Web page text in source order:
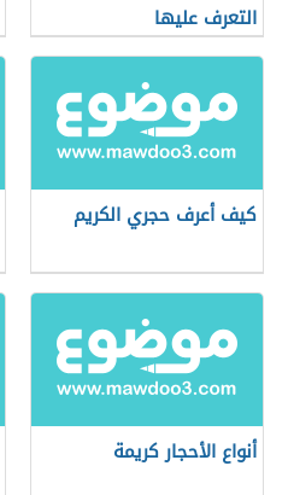
التعرف عليها
كيف أعرف حجري الكريم
أنواع الأحجار كريمة